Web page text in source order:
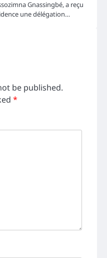
Gnassingbé, a reçu
une délégation…
be published.
*